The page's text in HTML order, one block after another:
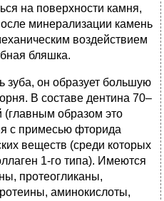
на поверхности камня,
минерализации камень
воздействием
бляшка.
зуба, он образует большую
В составе дентина 70–
образом это
с примесью фторида
веществ (среди которых
1-го типа). Имеются
протеогликаны,
аминокислоты,